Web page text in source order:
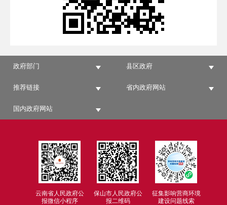
政府部门 县区政府
推荐链接 省内政府网站
国内政府网站
云南省人民政府公
报微信小程序
保山市人民政府公
报二维码
征集影响营商环境
建设问题线索